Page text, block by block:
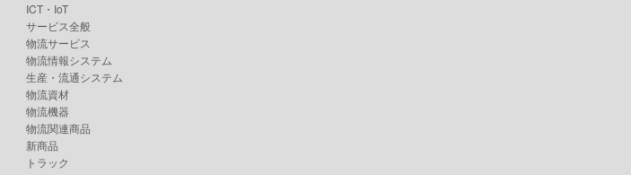
ICT・IoT
サービス全般
物流サービス
物流情報システム
生産・流通システム
物流資材
物流機器
物流関連商品
新商品
トラック